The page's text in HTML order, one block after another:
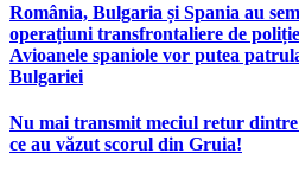
România, Bulgaria și Spania au
operațiuni transfrontaliere de
Avioanele spaniole vor putea
Bulgariei
Nu mai transmit meciul retur
ce au văzut scorul din Gruia!